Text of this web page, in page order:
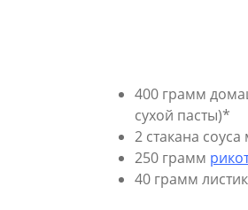
400 грамм
сухой пасты)*
2 стакана
250 грамм
40 грамм